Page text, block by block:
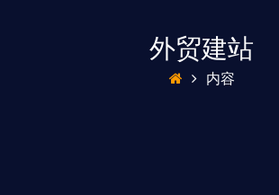
外贸建站
内容